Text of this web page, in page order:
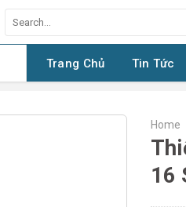
for:
Trang Chủ Tin Tức
Home
16